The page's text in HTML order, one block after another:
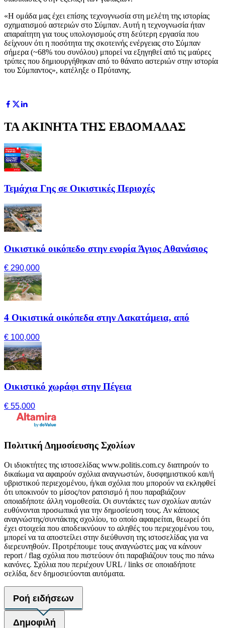
«Η ομάδα μας έχει επίσης τεχνογνωσία στη μελέτη της ιστορίας
σχηματισμού αστεριών στο Σύμπαν. Αυτή η τεχνογνωσία ήταν
απαραίτητη για τους υπολογισμούς στη δεύτερη εργασία που
δείχνουν ότι η ποσότητα της σκοτεινής ενέργειας στο Σύμπαν
σήμερα (~68% του συνόλου) μπορεί να εξηγηθεί από τις μαύρες
τρύπες που δημιουργήθηκαν από το θάνατο αστεριών στην ιστορία
του Σύμπαντος», κατέληξε ο Πρύτανης.
ΤΑ ΑΚΙΝΗΤΑ ΤΗΣ ΕΒΔΟΜΑΔΑΣ
Τεμάχια Γης σε Οικιστικές Περιοχές
Οικιστικό οικόπεδο στην ενορία Άγιος Αθανάσιος
€ 290,000
4 Οικιστικά οικόπεδα στην Λακατάμεια, από
€ 100,000
Οικιστικό χωράφι στην Πέγεια
€ 55,000
Πολιτική Δημοσίευσης Σχολίων
Οι ιδιοκτήτες της ιστοσελίδας www.politis.com.cy διατηρούν το
δικαίωμα να αφαιρούν σχόλια αναγνωστών, δυσφημιστικού και/ή
υβριστικού περιεχομένου, ή/και σχόλια που μπορούν να εκληφθεί
ότι υποκινούν το μίσος/τον ρατσισμό ή που παραβιάζουν
οποιαδήποτε άλλη νομοθεσία. Οι συντάκτες των σχολίων αυτών
ευθύνονται προσωπικά για την δημοσίευση τους. Αν κάποιος
αναγνώστης/συντάκτης σχολίου, το οποίο αφαιρείται, θεωρεί ότι
έχει στοιχεία που αποδεικνύουν το αληθές του περιεχομένου του,
μπορεί να τα αποστείλει στην διεύθυνση της ιστοσελίδας για να
διερευνηθούν. Προτρέπουμε τους αναγνώστες μας να κάνουν
report / flag σχόλια που πιστεύουν ότι παραβιάζουν τους πιο πάνω
κανόνες. Σχόλια που περιέχουν URL / links σε οποιαδήποτε
σελίδα, δεν δημοσιεύονται αυτόματα.
Ροή ειδήσεων
Δημοφιλή